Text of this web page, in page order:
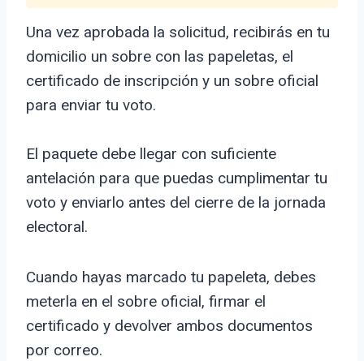
Una vez aprobada la solicitud, recibirás en tu
domicilio un sobre con las papeletas, el
certificado de inscripción y un sobre oficial
para enviar tu voto.
El paquete debe llegar con suficiente
antelación para que puedas cumplimentar tu
voto y enviarlo antes del cierre de la jornada
electoral.
Cuando hayas marcado tu papeleta, debes
meterla en el sobre oficial, firmar el
certificado y devolver ambos documentos
por correo.